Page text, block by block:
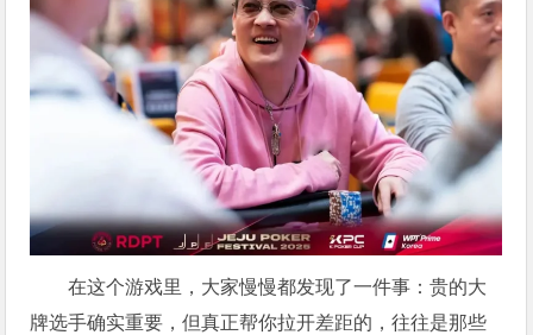
在这个游戏里，大家慢慢都发现了一件事：贵的大
牌选手确实重要，但真正帮你拉开差距的，往往是那些